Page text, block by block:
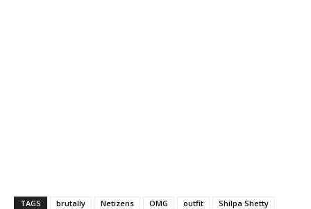
TAGS brutally Netizens OMG outfit
Shilpa Shetty